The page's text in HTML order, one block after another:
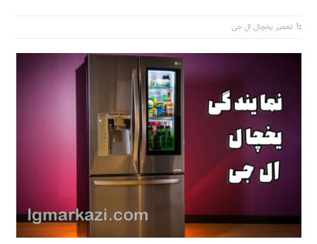
تعمیر یخچال ال جی